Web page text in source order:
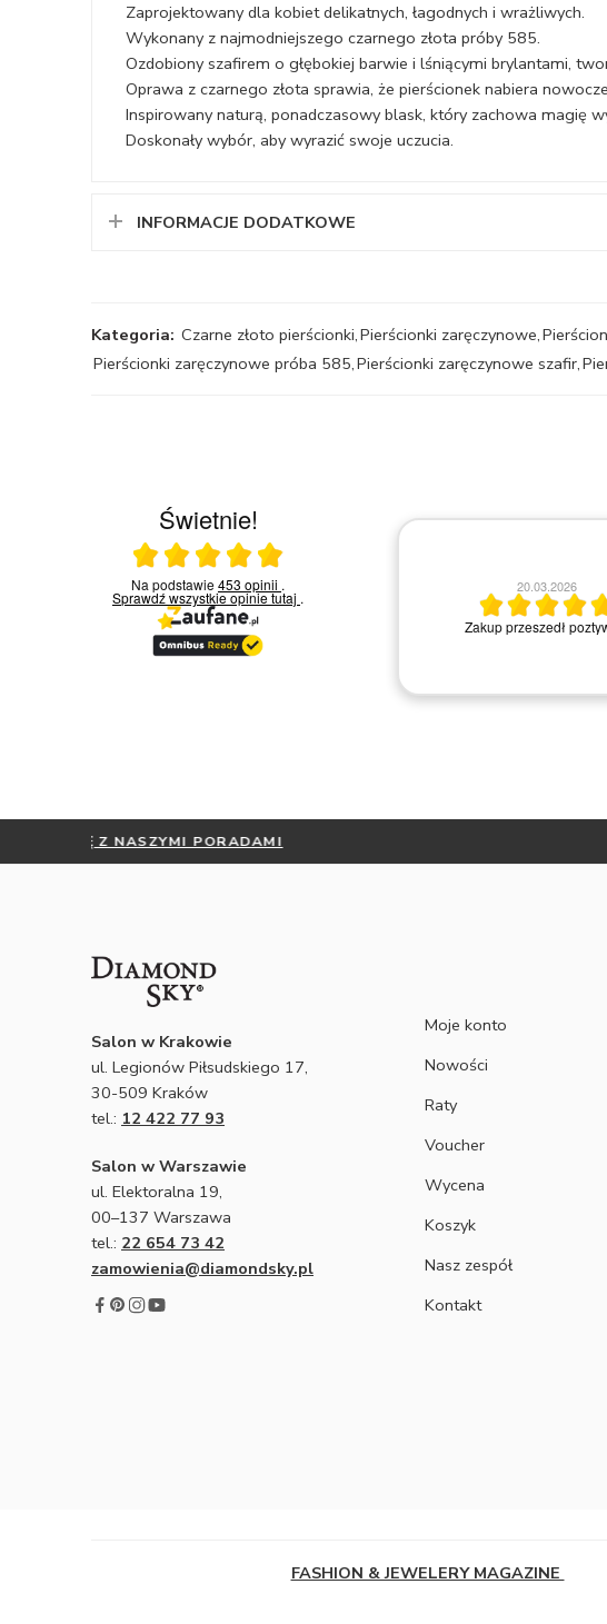
Zaprojektowany dla kobiet delikatnych, łagodnych i wrażliwych.
Wykonany z najmodniejszego czarnego złota próby 585.
Ozdobiony szafirem o głębokiej barwie i lśniącymi brylantami,
Oprawa z czarnego złota sprawia, że pierścionek nabiera
Inspirowany naturą, ponadczasowy blask, który zachowa magię
Doskonały wybór, aby wyrazić swoje uczucia.
INFORMACJE DODATKOWE
Kategoria: Czarne złoto pierścionki,Pierścionki zaręczynowe,
Pierścionki zaręczynowe próba 585,Pierścionki zaręczynowe szafir,
Świetnie!
Ocena średnia 5 na 5
Na podstawie453 opinii .
Sprawdź wszystkie opinietutaj .
23.03.2026
Bardzo miła i kompetentna obsługa.
Polecam
Remigiusz D.
20.03.2026
Zakup przeszedł
Salon w Krakowie
ul. Legionów Piłsudskiego 17,
30-509 Kraków
tel.: 12 422 77 93
Salon w Warszawie
ul. Elektoralna 19,
00–137 Warszawa
tel.: 22 654 73 42
zamowienia@diamondsky.pl
Moje konto
Nowości
Raty
Voucher
Wycena
Koszyk
Nasz zespół
Kontakt
FASHION & JEWELERY MAGAZINE